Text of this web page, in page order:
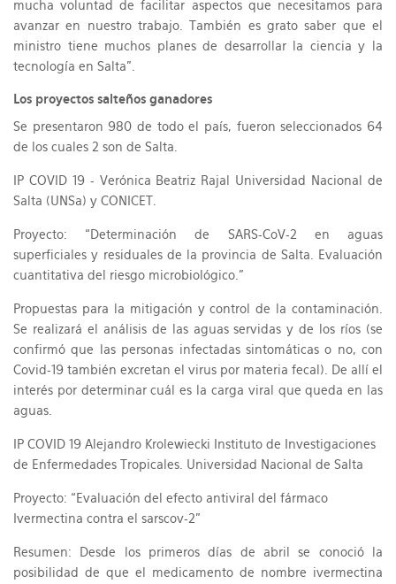
mucha voluntad de facilitar aspectos que necesitamos para
avanzar en nuestro trabajo. También es grato saber que el
ministro tiene muchos planes de desarrollar la ciencia y la
tecnología en Salta”.
Los proyectos salteños ganadores
Se presentaron 980 de todo el país, fueron seleccionados 64
de los cuales 2 son de Salta.
IP COVID 19 - Verónica Beatriz Rajal Universidad Nacional de
Salta (UNSa) y CONICET.
Proyecto: “Determinación de SARS-CoV-2 en aguas
superficiales y residuales de la provincia de Salta. Evaluación
cuantitativa del riesgo microbiológico.”
Propuestas para la mitigación y control de la contaminación.
Se realizará el análisis de las aguas servidas y de los ríos (se
confirmó que las personas infectadas sintomáticas o no, con
Covid-19 también excretan el virus por materia fecal). De allí el
interés por determinar cuál es la carga viral que queda en las
aguas.
IP COVID 19 Alejandro Krolewiecki Instituto de Investigaciones
de Enfermedades Tropicales. Universidad Nacional de Salta
Proyecto: “Evaluación del efecto antiviral del fármaco
Ivermectina contra el sarscov-2”
Resumen: Desde los primeros días de abril se conoció la
posibilidad de que el medicamento de nombre ivermectina